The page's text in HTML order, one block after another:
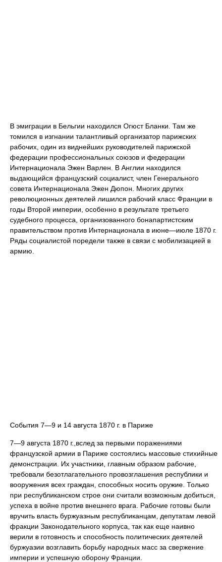
В эмиграции в Бельгии находился Огюст Бланки. Там же
томился в изгнании талантливый организатор парижских
рабочих, один из виднейших руководителей парижской
федерации профессиональных союзов и федерации
Интернационала Эжен Варлен. В Англии находился
выдающийся французский социалист, член Генерального
совета Интернационала Эжен Дюпон. Многих других
революционных деятелей лишился рабочий класс Франции в
годы Второй империи, особенно в результате третьего
судебного процесса, организованного бонапартистским
правительством против Интернационала в июне—июле 1870 г.
Ряды социалистой поредели также в связи с мобилизацией в
армию.
События 7—9 и 14 августа 1870 г. в Париже
7—9 августа 1870 г.,вслед за первыми поражениями
французской армии в Париже состоялись массовые стихийные
демонстрации. Их участники, главным образом рабочие,
требовали безотлагательного провозглашения республики и
вооружения всех граждан, способных носить оружие. Только
при республиканском строе они считали возможным добиться,
успеха в войне против внешнего врага. Рабочие готовы были
вручить власть буржуазным республиканцам, депутатам левой
фракции Законодательного корпуса, так как еще наивно
верили в готовность и способность политических деятелей
буржуазии возглавить борьбу народных масс за свержение
империи и успешную оборону Франции.